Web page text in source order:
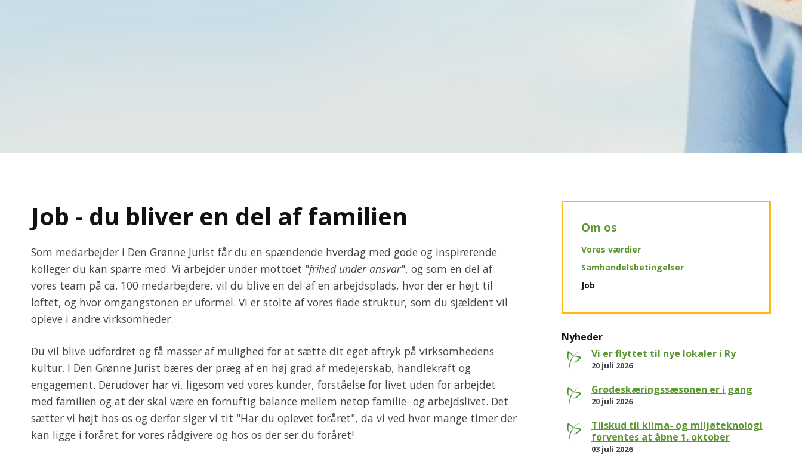
Job - du bliver en del af familien
Som medarbejder i Den Grønne Jurist får du en spændende hverdag med gode og inspirerende
kolleger du kan sparre med. Vi arbejder under mottoet "frihed under ansvar", og som en del af
vores team på ca. 100 medarbejdere, vil du blive en del af en arbejdsplads, hvor der er højt til
loftet, og hvor omgangstonen er uformel. Vi er stolte af vores flade struktur, som du sjældent vil
opleve i andre virksomheder.
Du vil blive udfordret og få masser af mulighed for at sætte dit eget aftryk på virksomhedens
kultur. I Den Grønne Jurist bæres der præg af en høj grad af medejerskab, handlekraft og
engagement. Derudover har vi, ligesom ved vores kunder, forståelse for livet uden for arbejdet
med familien og at der skal være en fornuftig balance mellem netop familie- og arbejdslivet. Det
sætter vi højt hos os og derfor siger vi tit "Har du oplevet foråret", da vi ved hvor mange timer der
kan ligge i foråret for vores rådgivere og hos os der ser du foråret!
Om os
Vores værdier
Samhandelsbetingelser
Job
Nyheder
Vi er flyttet til nye lokaler i Ry
20 juli 2026
Grødeskæringssæsonen er i gang
20 juli 2026
Tilskud til klima- og miljøteknologi
forventes at åbne 1. oktober
03 juli 2026